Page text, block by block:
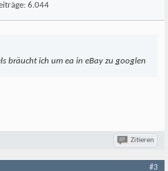
6.044
bräucht ich um ea in eBay zu googlen
Zitieren
#3